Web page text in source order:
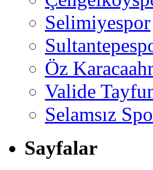
Selimiyespor
Öz
Valide
Selamsız
Sayfalar